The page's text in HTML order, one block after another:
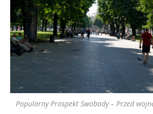
Popularny Prospekt Swobody – Przed